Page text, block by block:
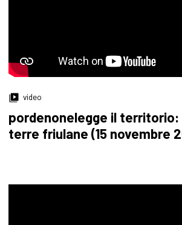
video
pordenonelegge il territorio:
terre friulane (15 novembre